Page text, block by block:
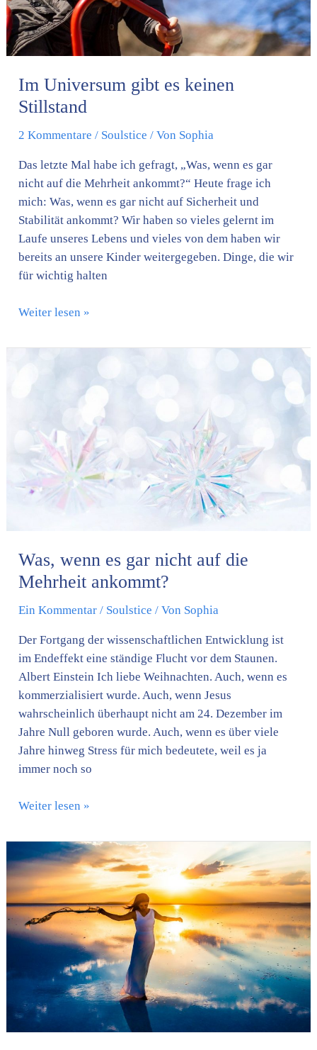
Im Universum gibt es keinen
Stillstand
2 Kommentare / Soulstice / Von Sophia
Das letzte Mal habe ich gefragt, „Was, wenn es gar
nicht auf die Mehrheit ankommt?“ Heute frage ich
mich: Was, wenn es gar nicht auf Sicherheit und
Stabilität ankommt? Wir haben so vieles gelernt im
Laufe unseres Lebens und vieles von dem haben wir
bereits an unsere Kinder weitergegeben. Dinge, die wir
für wichtig halten
Weiter lesen »
Was, wenn es gar nicht auf die
Mehrheit ankommt?
Ein Kommentar / Soulstice / Von Sophia
Der Fortgang der wissenschaftlichen Entwicklung ist
im Endeffekt eine ständige Flucht vor dem Staunen.
Albert Einstein Ich liebe Weihnachten. Auch, wenn es
kommerzialisiert wurde. Auch, wenn Jesus
wahrscheinlich überhaupt nicht am 24. Dezember im
Jahre Null geboren wurde. Auch, wenn es über viele
Jahre hinweg Stress für mich bedeutete, weil es ja
immer noch so
nicht
auf
die
Mehrheit
Weiter lesen »
spricht:
„Erhebe
Dich.
Du
bist
|
Energie-
Übertragung